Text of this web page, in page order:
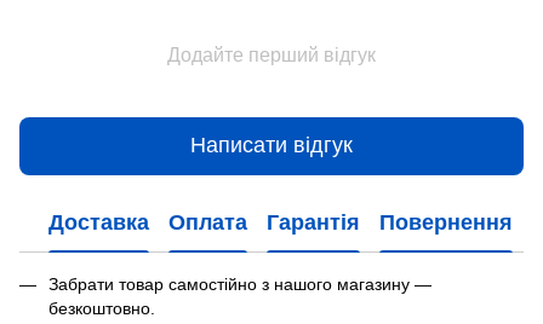
Додайте перший відгук
Написати відгук
Доставка Оплата Гарантія Повернення
Забрати товар самостійно з нашого магазину —
безкоштовно.